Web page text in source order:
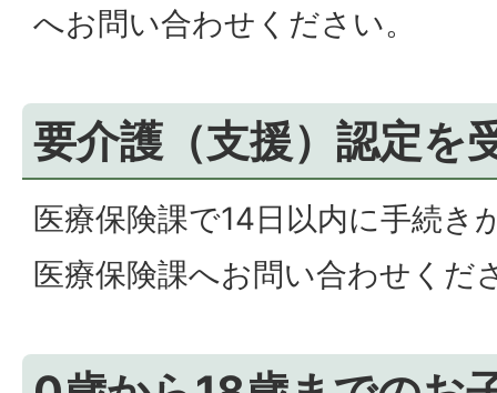
へお問い合わせください。
要介護（支援）認定を
医療保険課で14日以内に手続き
医療保険課へお問い合わせくだ